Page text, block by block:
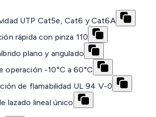
UTP Cat5e, Cat6 y Cat6A
rápida con pinza 110
plano y angulado
operación -10°C a 60°C
de flamabilidad UL 94 V-0
lazado lineal único